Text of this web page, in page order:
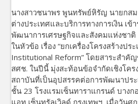
นางสาวชนาพร พูนทรัพย์หิรัญ นายกส
ต่างประเทศและบริการทางการเงิน เข้
พัฒนาการเศรษฐกิจและสังคมแห่งชา
ในหัวข้อ เรื่อง “ยกเครื่องโครงสร้างปร
Institutional Reform” โดยสาระสำคั
สศช. ในปีนี้ มุ่งสะท้อนข้อจำกัดเชิงโคร
สถาบันที่เป็นอุปสรรคต่อการพัฒนาปร
ชั้น 23 โรงแรมเซ็นทาราแกรนด์ บางก
แอท เซ็นทรัลเวิลด์ กรุงเทพฯ เมื่อวัน